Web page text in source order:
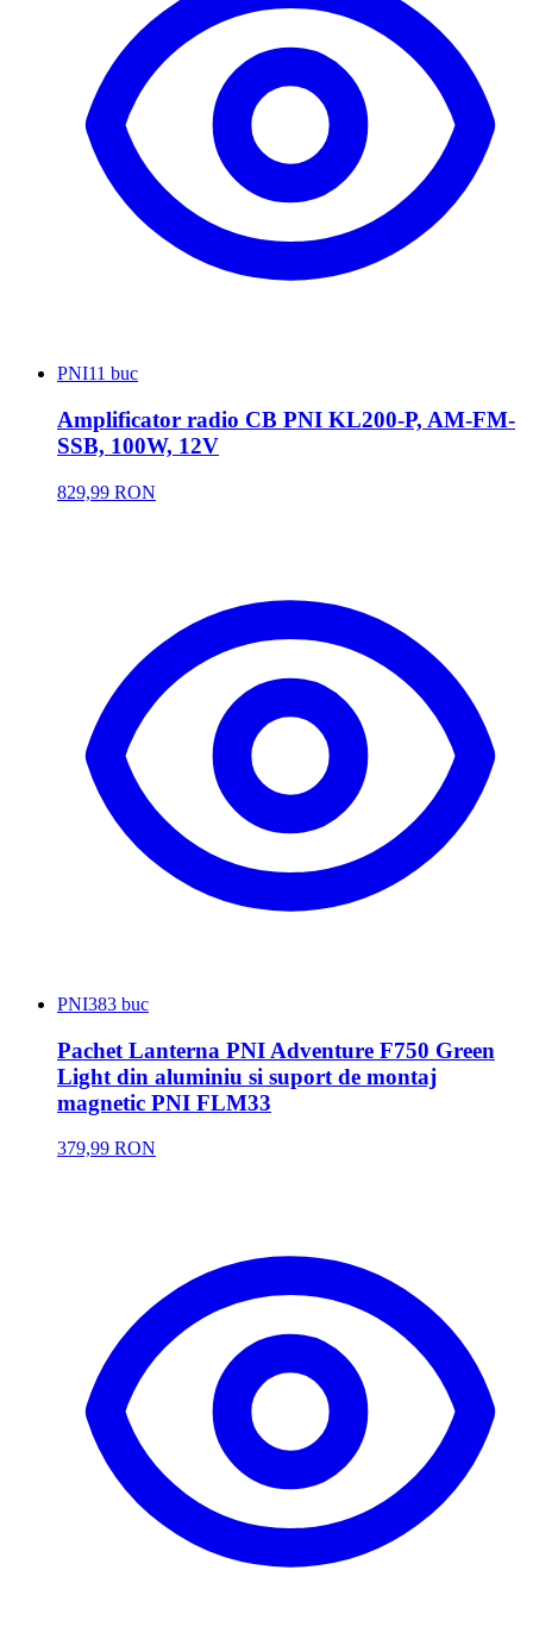
PNI11 buc
Amplificator radio CB PNI KL200-P, AM-FM-
SSB, 100W, 12V
829,99 RON
PNI383 buc
Pachet Lanterna PNI Adventure F750 Green
Light din aluminiu si suport de montaj
magnetic PNI FLM33
379,99 RON